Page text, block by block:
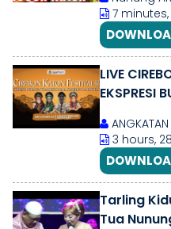
7
LIVE
EKSPRESI
2025
3 hours,
Tarling
Tua